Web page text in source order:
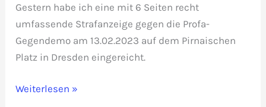
Gestern habe ich eine mit 6 Seiten recht
umfassende Strafanzeige gegen die Profa-
Gegendemo am 13.02.2023 auf dem Pirnaischen
Platz in Dresden eingereicht.
Strafanzeige
Weiterlesen »